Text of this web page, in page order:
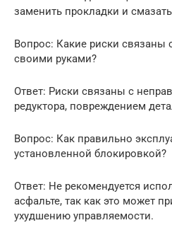
заменить прокладки и
Вопрос: Какие риски связаны
своими руками?
Ответ: Риски связаны с
редуктора, повреждением
Вопрос: Как правильно
установленной блокировкой?
Ответ: Не рекомендуется
асфальте, так как это может
ухудшению управляемости.